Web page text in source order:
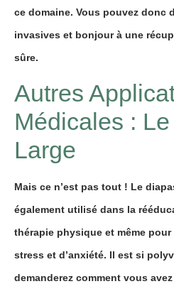
ce domaine. Vous pouvez donc
invasives et bonjour à une
sûre.
Autres
Médicales :
Large
Mais ce n’est pas tout ! Le
également utilisé dans la
thérapie physique et même
stress et d’anxiété. Il est si
demanderez comment vous